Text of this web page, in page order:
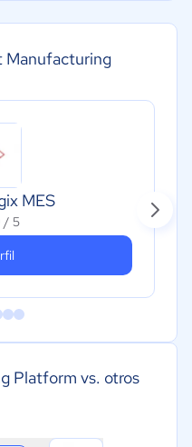
Manufacturing
MES
/ 5
Platform vs. otros